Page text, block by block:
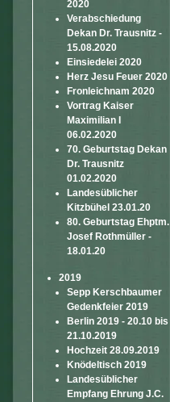
2020
Verabschiedung
Dekan Dr. Trausnitz -
15.08.2020
Einsiedelei 2020
Herz Jesu Feuer 2020
Fronleichnam 2020
Vortrag Kaiser
Maximilian I
06.02.2020
70. Geburtstag Dekan
Dr. Trausnitz
01.02.2020
Landesüblicher
Kitzbühel 23.01.20
80. Geburtstag Ehptm.
Josef Rothmüller -
18.01.20
2019
Sepp Kerschbaumer
Gedenkfeier 2019
Berlin 2019 - 20.10 bis
21.10.2019
Hochzeit 28.09.2019
Knödeltisch 2019
Landesüblicher
Empfang Ehrung J.C.